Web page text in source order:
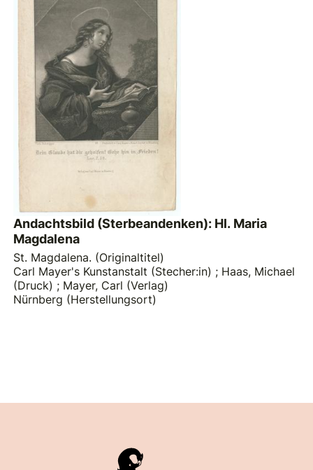
Andachtsbild (Sterbeandenken): Hl. Maria
Magdalena
St. Magdalena. (Originaltitel)
Carl Mayer's Kunstanstalt (Stecher:in) ; Haas, Michael
(Druck) ; Mayer, Carl (Verlag)
Nürnberg (Herstellungsort)